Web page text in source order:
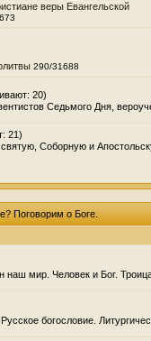
веры Евангельской
290/31688
20)
Седьмого Дня,
21)
Соборную и
Поговорим о Боге.
наш мир. Человек и Бог.
богословие.